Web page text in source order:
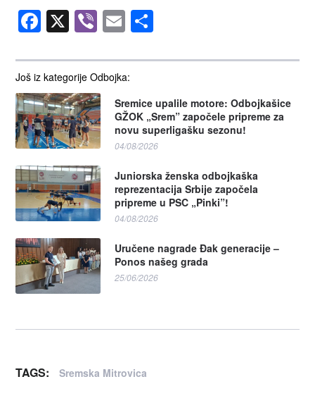
Još iz kategorije Odbojka:
Sremice upalile motore: Odbojkašice
GŽOK „Srem” započele pripreme za
novu superligašku sezonu!
04/08/2026
Juniorska ženska odbojkaška
reprezentacija Srbije započela
pripreme u PSC „Pinki”!
04/08/2026
Uručene nagrade Đak generacije –
Ponos našeg grada
25/06/2026
Facebook
X Viber
Email
TAGS: Sremska Mitrovica